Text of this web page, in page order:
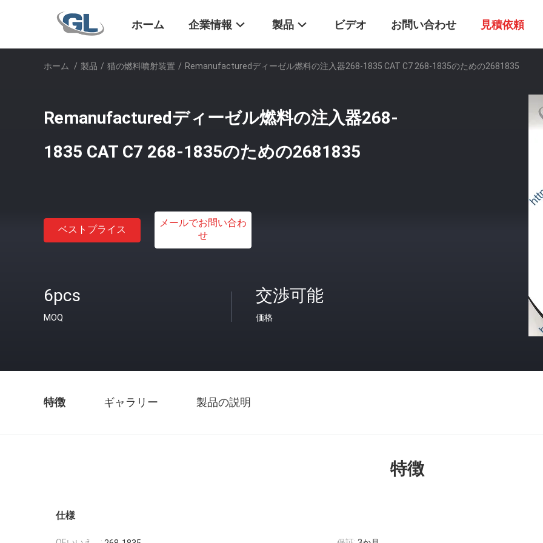
ホーム 企業情報 製品 ビデオ お問い合わせ 見積依頼
ホーム / 製品 / 猫の燃料噴射装置 / Remanufacturedディーゼル燃料の注入器268-1835 CAT C7 268-1835のための2681835
Remanufacturedディーゼル燃料の注入器268-
1835 CAT C7 268-1835のための2681835
ベストプライス
メールでお問い合わ
せ
6pcs
MOQ
交渉可能
価格
特徴 ギャラリー 製品の説明
特徴
仕様